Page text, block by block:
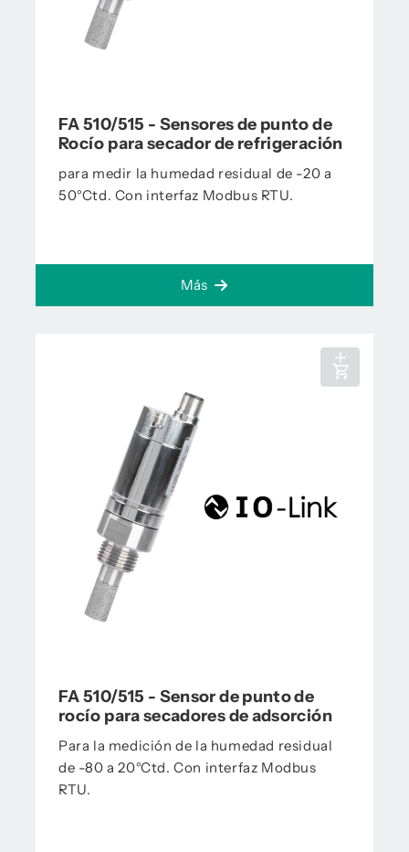
FA 510/515 - Sensores de punto de
Rocío para secador de refrigeración
para medir la humedad residual de -20 a
50°Ctd. Con interfaz Modbus RTU.
Más
FA 510/515 - Sensor de punto de
rocío para secadores de adsorción
Para la medición de la humedad residual
de -80 a 20°Ctd. Con interfaz Modbus
RTU.